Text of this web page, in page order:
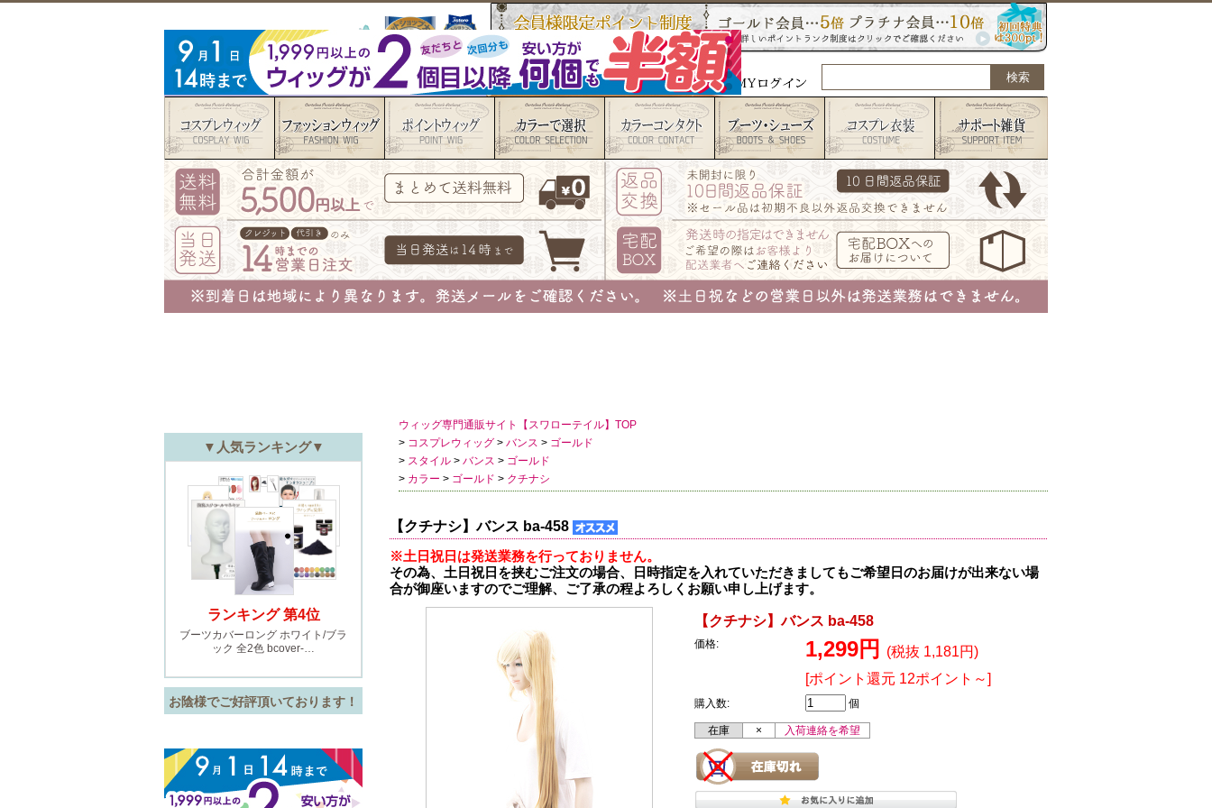
ウィッグ専門通販サイト【スワローテイル】TOP
> コスプレウィッグ > バンス > ゴールド
> スタイル > バンス > ゴールド
> カラー > ゴールド > クチナシ
【クチナシ】バンス ba-458
※土日祝日は発送業務を行っておりません。
その為、土日祝日を挟むご注文の場合、日時指定を入れていただきましてもご希望日のお届けが出来ない場
合が御座いますのでご理解、ご了承の程よろしくお願い申し上げます。
【クチナシ】バンス ba-458
価格: 1,299円
(税抜 1,181円)
[ポイント還元 12ポイント～]
購入数: 個
在庫 × 入荷連絡を希望